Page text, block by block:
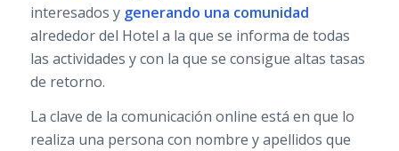
interesados y generando una comunidad
alrededor del Hotel a la que se informa de todas
las actividades y con la que se consigue altas tasas
de retorno.
La clave de la comunicación online está en que lo
realiza una persona con nombre y apellidos que